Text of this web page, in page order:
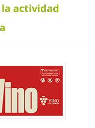
actividad